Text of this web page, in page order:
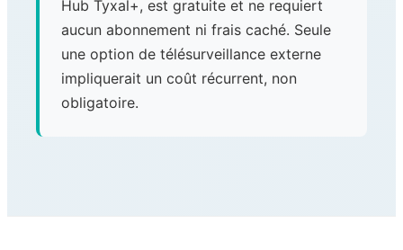
Hub Tyxal+, est gratuite et ne requiert
aucun abonnement ni frais caché. Seule
une option de télésurveillance externe
impliquerait un coût récurrent, non
obligatoire.